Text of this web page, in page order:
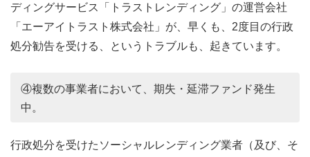
ディングサービス「トラストレンディング」の運営会社
「エーアイトラスト株式会社」が、早くも、2度目の行政
処分勧告を受ける、というトラブルも、起きています。
④複数の事業者において、期失・延滞ファンド発生
中。
行政処分を受けたソーシャルレンディング業者（及び、そ